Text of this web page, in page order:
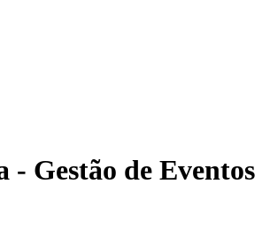
Gestão de Eventos